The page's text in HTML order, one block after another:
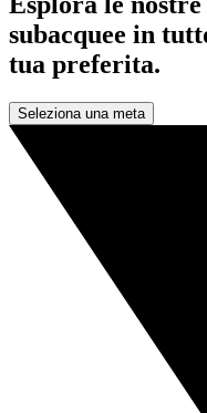
subacquee in
tua preferita.
Seleziona una meta